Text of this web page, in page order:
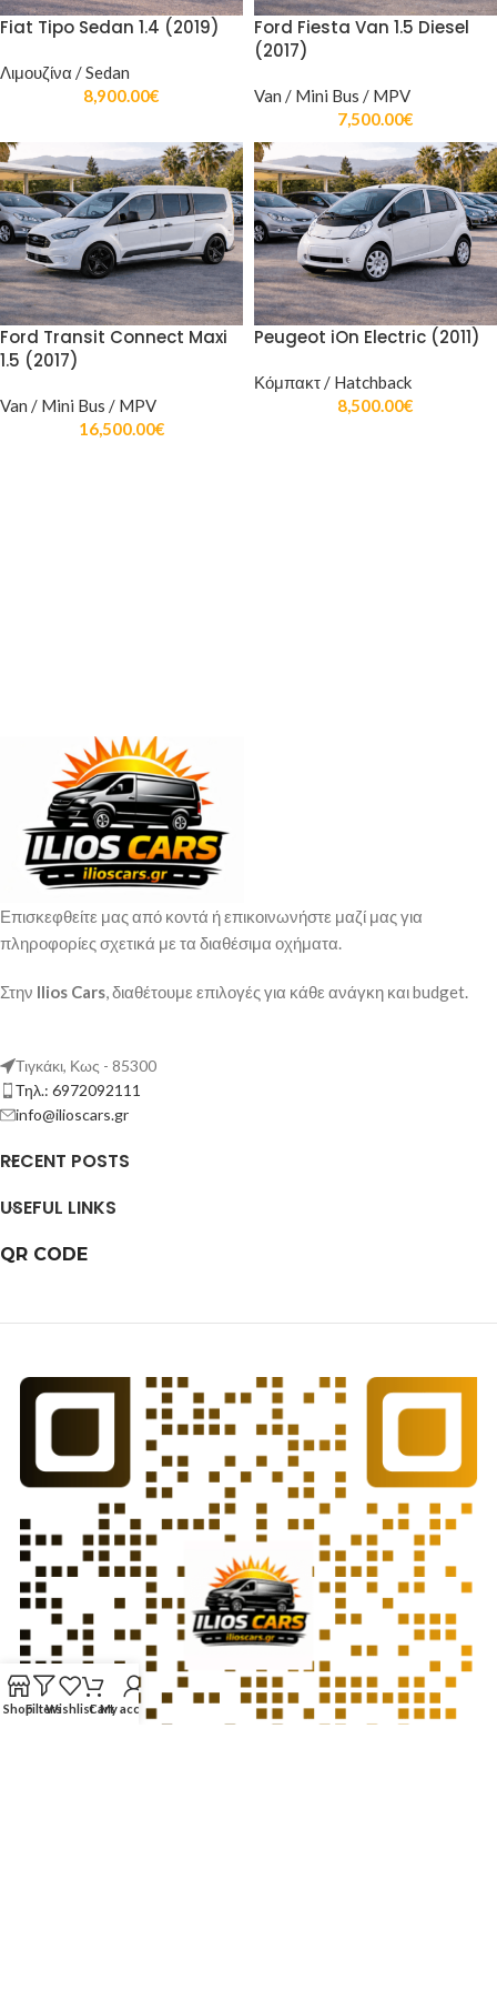
Fiat Tipo Sedan 1.4 (2019)
Λιμουζίνα / Sedan
8,900.00€
Ford Fiesta Van 1.5 Diesel
(2017)
Van / Mini Bus / MPV
7,500.00€
Ford Transit Connect Maxi
1.5 (2017)
Van / Mini Bus / MPV
16,500.00€
Peugeot iOn Electric (2011)
Κόμπακτ / Hatchback
8,500.00€
Επισκεφθείτε μας από κοντά ή επικοινωνήστε μαζί μας για
πληροφορίες σχετικά με τα διαθέσιμα οχήματα.
Στην Ilios Cars , διαθέτουμε επιλογές για κάθε ανάγκη και budget.
Τιγκάκι, Κως - 85300
Τηλ.: 6972092111
info@ilioscars.gr
RECENT POSTS
USEFUL LINKS
QR CODE
ShopFiltersWishlistCartMy account